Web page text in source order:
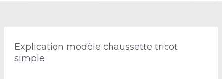
Explication modèle chaussette tricot
simple